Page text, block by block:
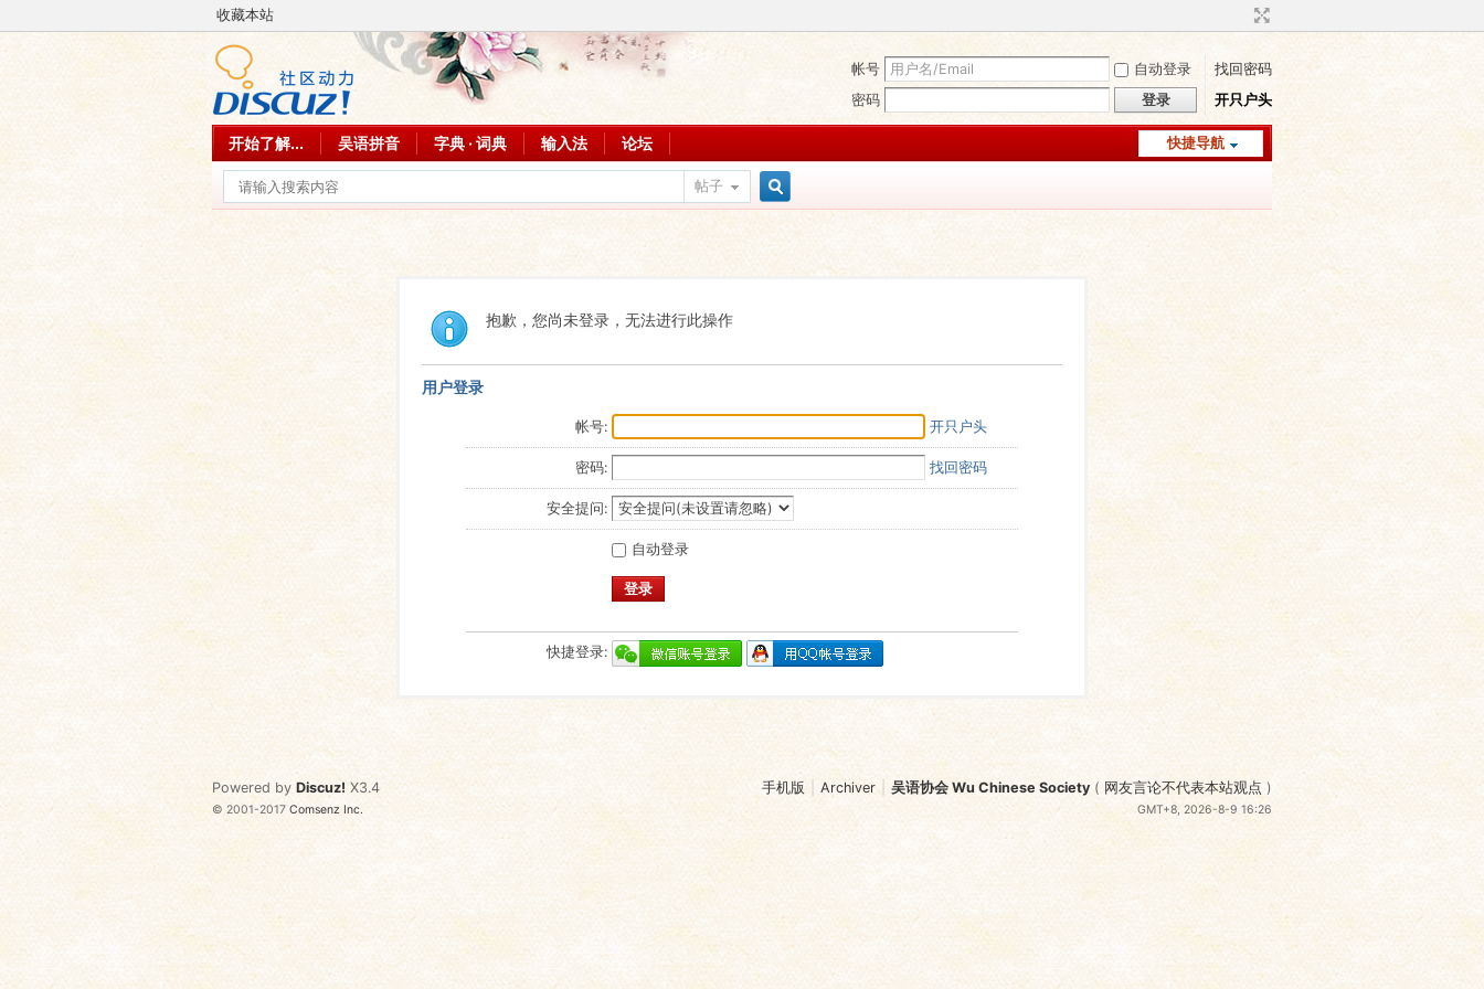
收藏本站
帐号 自动登录
找回密码
密码
登录 开只户头
快捷导航
开始了解... 吴语拼音 字典 · 词典 输入法 论坛
帖子
抱歉，您尚未登录，无法进行此操作
用户登录
帐号: 开只户头
密码: 找回密码
安全提问:
自动登录
登录
快捷登录:
手机版 Archiver 吴语协会 Wu Chinese Society ( 网友言论不代表本站观点 )
GMT+8, 2026-8-9 16:26
Powered by Discuz! X3.4
© 2001-2017Comsenz Inc.